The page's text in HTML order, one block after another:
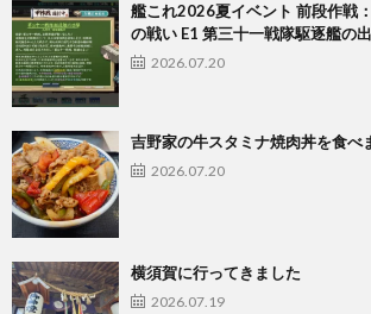
艦これ2026夏イベント 前段作戦
の戦い E1 第三十一戦隊駆逐艦の
2026.07.20
吉野家の牛スタミナ焼肉丼を食べ
2026.07.20
横須賀に行ってきました
2026.07.19